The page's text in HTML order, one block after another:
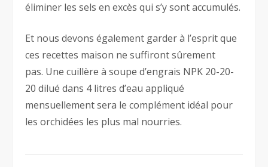
éliminer les sels en excès qui s’y sont accumulés.
Et nous devons également garder à l’esprit que
ces recettes maison ne suffiront sûrement
pas. Une cuillère à soupe d’engrais NPK 20-20-
20 dilué dans 4 litres d’eau appliqué
mensuellement sera le complément idéal pour
les orchidées les plus mal nourries.